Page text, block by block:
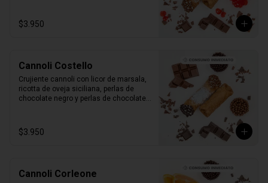
$3.950
Cannoli Costello
Crujiente cannoli con licor de marsala,
ricotta de oveja siciliana, perlas de
chocolate negro y perlas de chocolate
$3.950
Cannoli Corleone